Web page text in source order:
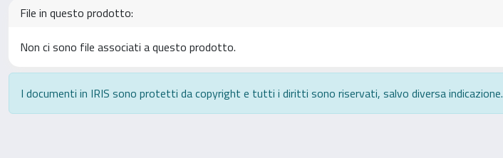
File in questo prodotto:
Non ci sono file associati a questo prodotto.
I documenti in IRIS sono protetti da copyright e tutti i diritti sono riservati, salvo diversa indicazione.